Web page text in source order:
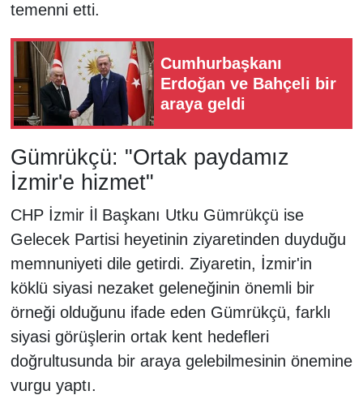
temenni etti.
Cumhurbaşkanı
Erdoğan ve Bahçeli bir
araya geldi
Gümrükçü: "Ortak paydamız
İzmir'e hizmet"
CHP İzmir İl Başkanı Utku Gümrükçü ise
Gelecek Partisi heyetinin ziyaretinden duyduğu
memnuniyeti dile getirdi. Ziyaretin, İzmir'in
köklü siyasi nezaket geleneğinin önemli bir
örneği olduğunu ifade eden Gümrükçü, farklı
siyasi görüşlerin ortak kent hedefleri
doğrultusunda bir araya gelebilmesinin önemine
vurgu yaptı.